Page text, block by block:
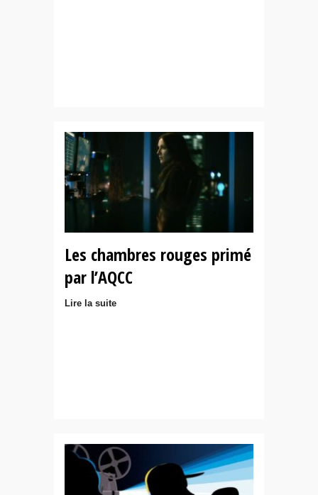
Les chambres rouges primé
par l’AQCC
Lire la suite